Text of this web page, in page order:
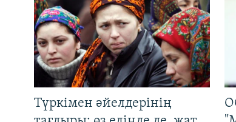
Түркімен әйелдерінің